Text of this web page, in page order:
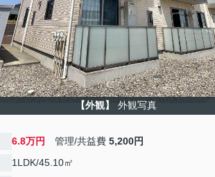
【外観】 外観写真
6.8万円 管理/共益費 5,200円
1LDK/45.10㎡